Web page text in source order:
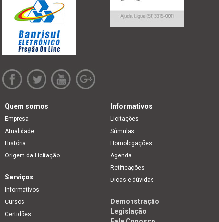
Quem somos
Empresa
Atualidade
História
Origem da Licitação
Informativos
Licitações
Súmulas
Homologações
Agenda
Retificações
Dicas e dúvidas
Serviços
Informativos
Cursos
Certidões
Demonstração
Legislação